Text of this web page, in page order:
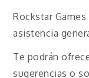
Rockstar
asistencia
Te podrán
sugerencias o